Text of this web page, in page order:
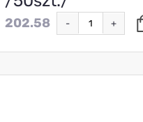
202.58 - +